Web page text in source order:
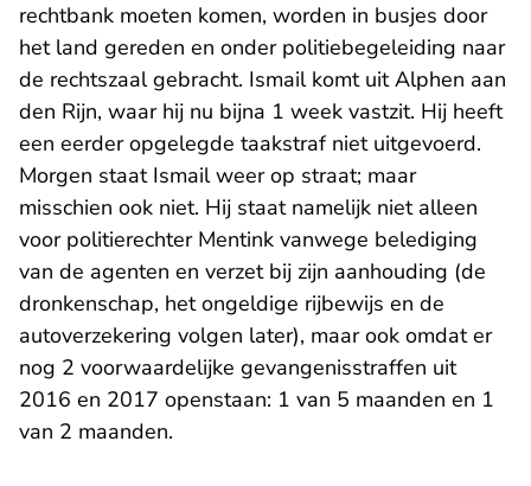
rechtbank moeten komen, worden in busjes door
het land gereden en onder politiebegeleiding naar
de rechtszaal gebracht. Ismail komt uit Alphen aan
den Rijn, waar hij nu bijna 1 week vastzit. Hij heeft
een eerder opgelegde taakstraf niet uitgevoerd.
Morgen staat Ismail weer op straat; maar
misschien ook niet. Hij staat namelijk niet alleen
voor politierechter Mentink vanwege belediging
van de agenten en verzet bij zijn aanhouding (de
dronkenschap, het ongeldige rijbewijs en de
autoverzekering volgen later), maar ook omdat er
nog 2 voorwaardelijke gevangenisstraffen uit
2016 en 2017 openstaan: 1 van 5 maanden en 1
van 2 maanden.